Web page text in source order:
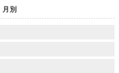
月別